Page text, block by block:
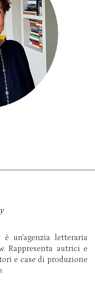
un’agenzia letteraria
Rappresenta autrici e
e case di produzione